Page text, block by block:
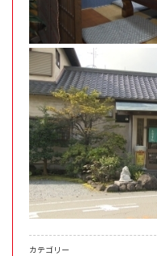
カテゴリー